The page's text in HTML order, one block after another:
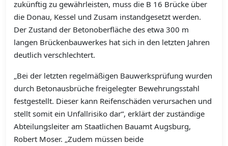
zukünftig zu gewährleisten, muss die B 16 Brücke über
die Donau, Kessel und Zusam instandgesetzt werden.
Der Zustand der Betonoberfläche des etwa 300 m
langen Brückenbauwerkes hat sich in den letzten Jahren
deutlich verschlechtert.
„Bei der letzten regelmäßigen Bauwerksprüfung wurden
durch Betonausbrüche freigelegter Bewehrungsstahl
festgestellt. Dieser kann Reifenschäden verursachen und
stellt somit ein Unfallrisiko dar“, erklärt der zuständige
Abteilungsleiter am Staatlichen Bauamt Augsburg,
Robert Moser. „Zudem müssen beide